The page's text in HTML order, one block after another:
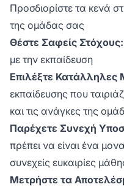
Προσδιορίστε τα κενά
της ομάδας σας
Θέστε Σαφείς Στόχους:
με την εκπαίδευση
Επιλέξτε Κατάλληλες
εκπαίδευσης που
και τις ανάγκες της
Παρέχετε Συνεχή
πρέπει να είναι ένα
συνεχείς ευκαιρίες
Μετρήστε τα